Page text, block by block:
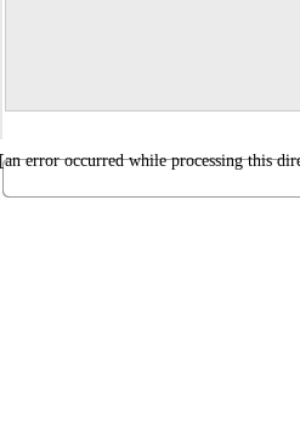
[an error occurred while processing this